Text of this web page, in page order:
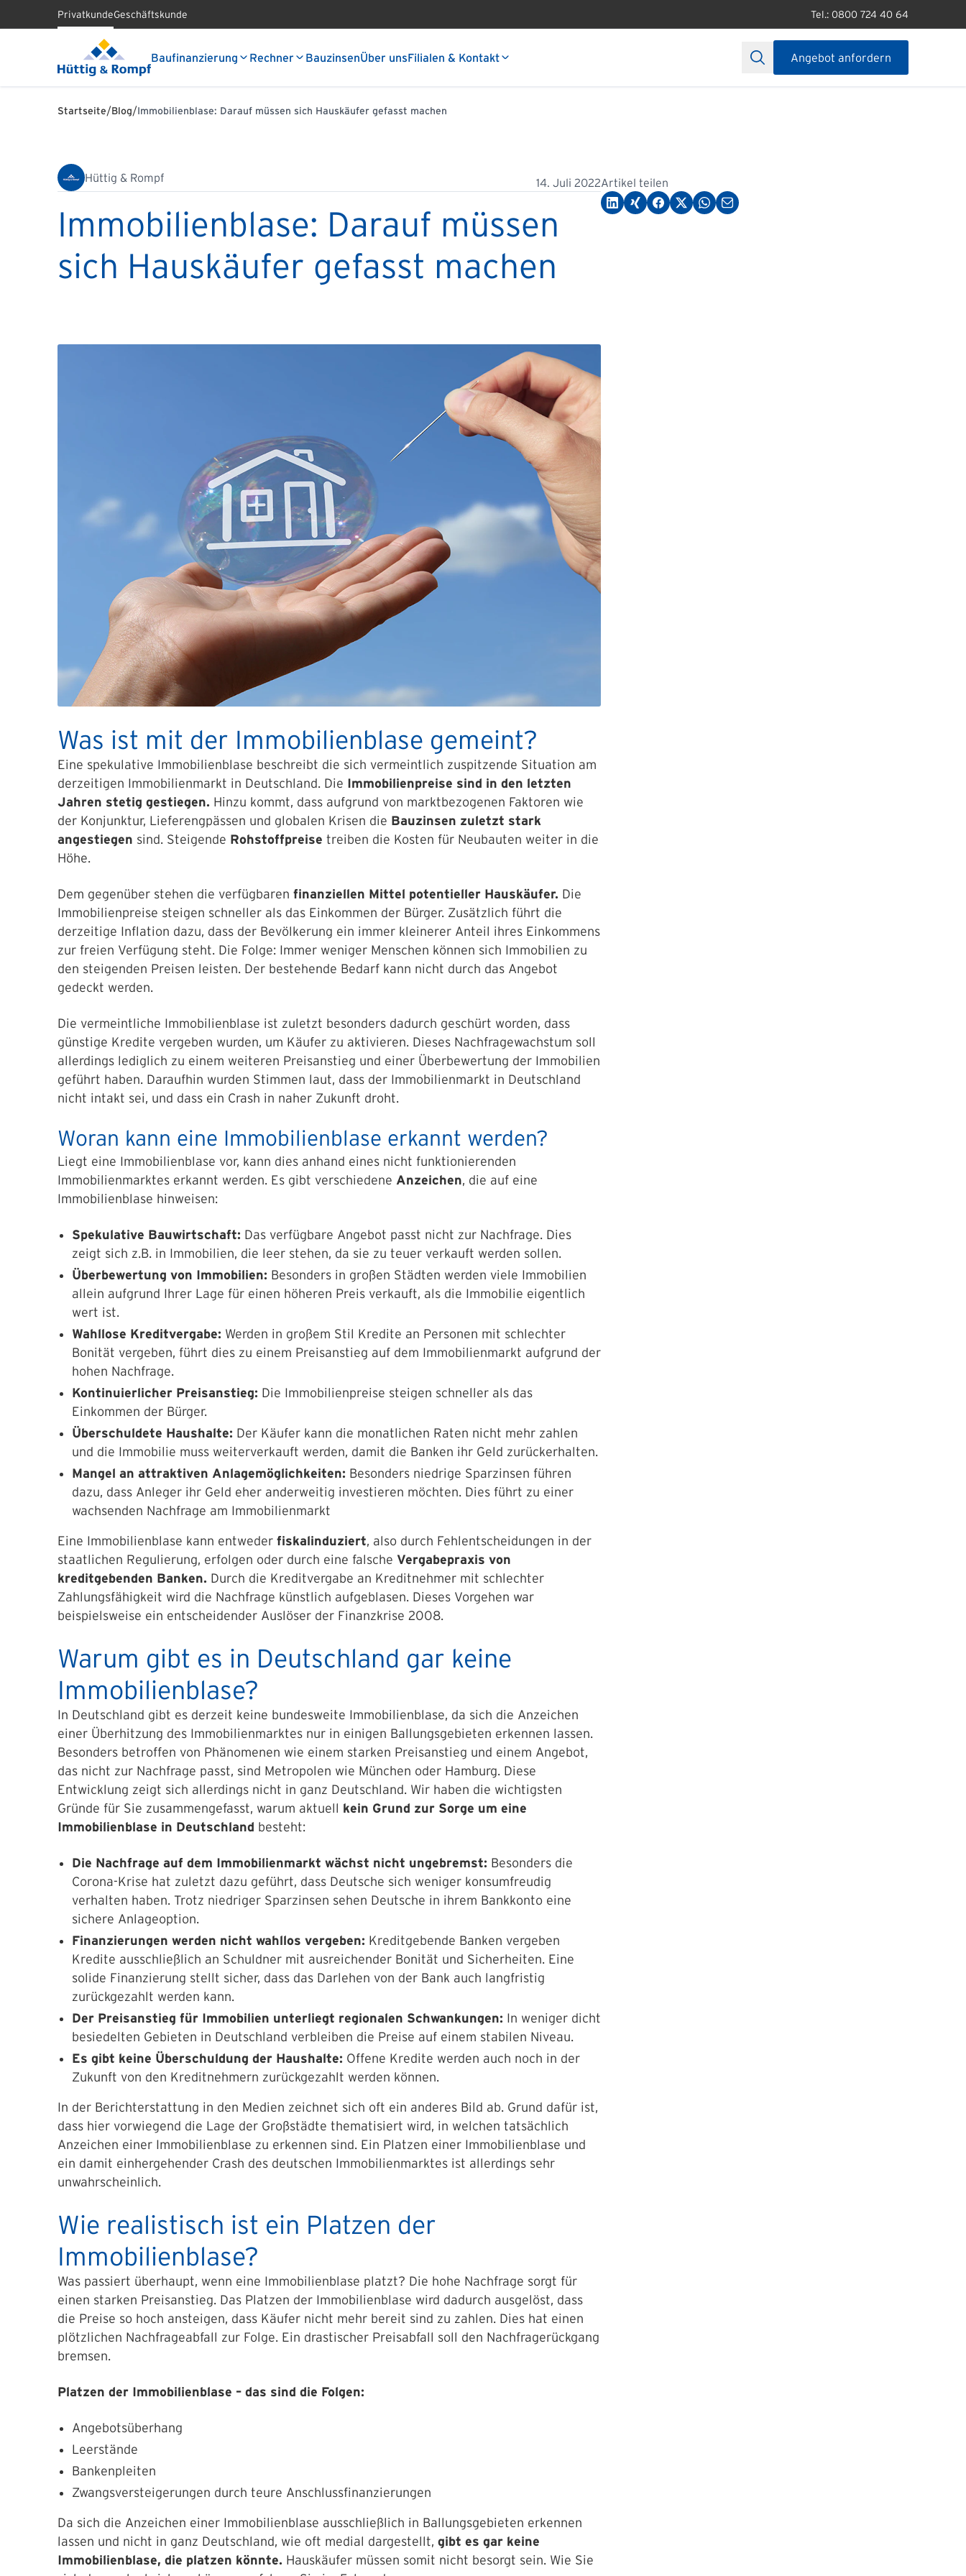
PrivatkundeGeschäftskunde Tel.: 0800 724 40 64
Baufinanzierung Rechner BauzinsenÜber unsFilialen & Kontakt Angebot anfordern
Startseite/Blog/Immobilienblase: Darauf müssen sich Hauskäufer gefasst machen
Hüttig & Rompf 14. Juli 2022
Immobilienblase: Darauf müssen
sich Hauskäufer gefasst machen
Was ist mit der Immobilienblase gemeint?
Eine spekulative Immobilienblase beschreibt die sich vermeintlich zuspitzende Situation am
derzeitigen Immobilienmarkt in Deutschland. Die Immobilienpreise sind in den letzten
Jahren stetig gestiegen. Hinzu kommt, dass aufgrund von marktbezogenen Faktoren wie
der Konjunktur, Lieferengpässen und globalen Krisen die Bauzinsen zuletzt stark
angestiegen sind. Steigende Rohstoffpreise treiben die Kosten für Neubauten weiter in die
Höhe.
Dem gegenüber stehen die verfügbaren finanziellen Mittel potentieller Hauskäufer. Die
Immobilienpreise steigen schneller als das Einkommen der Bürger. Zusätzlich führt die
derzeitige Inflation dazu, dass der Bevölkerung ein immer kleinerer Anteil ihres Einkommens
zur freien Verfügung steht. Die Folge: Immer weniger Menschen können sich Immobilien zu
den steigenden Preisen leisten. Der bestehende Bedarf kann nicht durch das Angebot
gedeckt werden.
Die vermeintliche Immobilienblase ist zuletzt besonders dadurch geschürt worden, dass
günstige Kredite vergeben wurden, um Käufer zu aktivieren. Dieses Nachfragewachstum soll
allerdings lediglich zu einem weiteren Preisanstieg und einer Überbewertung der Immobilien
geführt haben. Daraufhin wurden Stimmen laut, dass der Immobilienmarkt in Deutschland
nicht intakt sei, und dass ein Crash in naher Zukunft droht.
Woran kann eine Immobilienblase erkannt werden?
Liegt eine Immobilienblase vor, kann dies anhand eines nicht funktionierenden
Immobilienmarktes erkannt werden. Es gibt verschiedene Anzeichen, die auf eine
Immobilienblase hinweisen:
Spekulative Bauwirtschaft: Das verfügbare Angebot passt nicht zur Nachfrage. Dies
zeigt sich z.B. in Immobilien, die leer stehen, da sie zu teuer verkauft werden sollen.
Überbewertung von Immobilien: Besonders in großen Städten werden viele Immobilien
allein aufgrund Ihrer Lage für einen höheren Preis verkauft, als die Immobilie eigentlich
wert ist.
Wahllose Kreditvergabe: Werden in großem Stil Kredite an Personen mit schlechter
Bonität vergeben, führt dies zu einem Preisanstieg auf dem Immobilienmarkt aufgrund der
hohen Nachfrage.
Kontinuierlicher Preisanstieg: Die Immobilienpreise steigen schneller als das
Einkommen der Bürger.
Überschuldete Haushalte: Der Käufer kann die monatlichen Raten nicht mehr zahlen
und die Immobilie muss weiterverkauft werden, damit die Banken ihr Geld zurückerhalten.
Mangel an attraktiven Anlagemöglichkeiten: Besonders niedrige Sparzinsen führen
dazu, dass Anleger ihr Geld eher anderweitig investieren möchten. Dies führt zu einer
wachsenden Nachfrage am Immobilienmarkt
Eine Immobilienblase kann entweder fiskalinduziert, also durch Fehlentscheidungen in der
staatlichen Regulierung, erfolgen oder durch eine falsche Vergabepraxis von
kreditgebenden Banken. Durch die Kreditvergabe an Kreditnehmer mit schlechter
Zahlungsfähigkeit wird die Nachfrage künstlich aufgeblasen. Dieses Vorgehen war
beispielsweise ein entscheidender Auslöser der Finanzkrise 2008.
Warum gibt es in Deutschland gar keine
Immobilienblase?
In Deutschland gibt es derzeit keine bundesweite Immobilienblase, da sich die Anzeichen
einer Überhitzung des Immobilienmarktes nur in einigen Ballungsgebieten erkennen lassen.
Besonders betroffen von Phänomenen wie einem starken Preisanstieg und einem Angebot,
das nicht zur Nachfrage passt, sind Metropolen wie München oder Hamburg. Diese
Entwicklung zeigt sich allerdings nicht in ganz Deutschland. Wir haben die wichtigsten
Gründe für Sie zusammengefasst, warum aktuell kein Grund zur Sorge um eine
Immobilienblase in Deutschland besteht:
Die Nachfrage auf dem Immobilienmarkt wächst nicht ungebremst: Besonders die
Corona-Krise hat zuletzt dazu geführt, dass Deutsche sich weniger konsumfreudig
verhalten haben. Trotz niedriger Sparzinsen sehen Deutsche in ihrem Bankkonto eine
sichere Anlageoption.
Finanzierungen werden nicht wahllos vergeben: Kreditgebende Banken vergeben
Kredite ausschließlich an Schuldner mit ausreichender Bonität und Sicherheiten. Eine
solide Finanzierung stellt sicher, dass das Darlehen von der Bank auch langfristig
zurückgezahlt werden kann.
Der Preisanstieg für Immobilien unterliegt regionalen Schwankungen: In weniger dicht
besiedelten Gebieten in Deutschland verbleiben die Preise auf einem stabilen Niveau.
Es gibt keine Überschuldung der Haushalte: Offene Kredite werden auch noch in der
Zukunft von den Kreditnehmern zurückgezahlt werden können.
In der Berichterstattung in den Medien zeichnet sich oft ein anderes Bild ab. Grund dafür ist,
dass hier vorwiegend die Lage der Großstädte thematisiert wird, in welchen tatsächlich
Anzeichen einer Immobilienblase zu erkennen sind. Ein Platzen einer Immobilienblase und
ein damit einhergehender Crash des deutschen Immobilienmarktes ist allerdings sehr
unwahrscheinlich.
Wie realistisch ist ein Platzen der
Immobilienblase?
Was passiert überhaupt, wenn eine Immobilienblase platzt? Die hohe Nachfrage sorgt für
einen starken Preisanstieg. Das Platzen der Immobilienblase wird dadurch ausgelöst, dass
die Preise so hoch ansteigen, dass Käufer nicht mehr bereit sind zu zahlen. Dies hat einen
plötzlichen Nachfrageabfall zur Folge. Ein drastischer Preisabfall soll den Nachfragerückgang
bremsen.
Platzen der Immobilienblase – das sind die Folgen:
Angebotsüberhang
Leerstände
Bankenpleiten
Zwangsversteigerungen durch teure Anschlussfinanzierungen
Da sich die Anzeichen einer Immobilienblase ausschließlich in Ballungsgebieten erkennen
lassen und nicht in ganz Deutschland, wie oft medial dargestellt, gibt es gar keine
Immobilienblase, die platzen könnte. Hauskäufer müssen somit nicht besorgt sein. Wie Sie
Artikel teilen